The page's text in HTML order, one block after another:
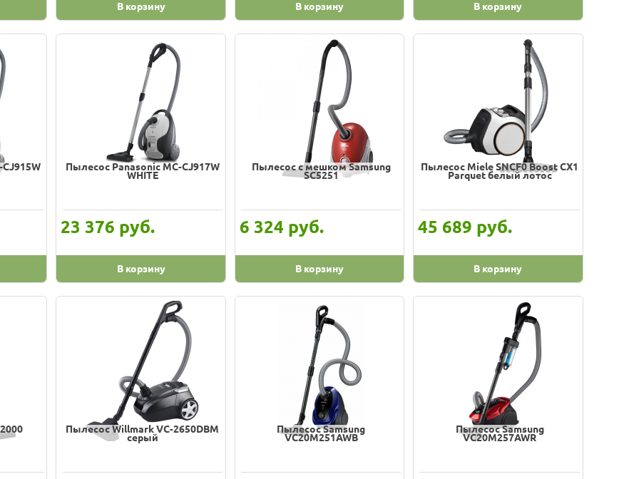
В корзину В корзину В корзину
Пылесос Panasonic MC-CJ917W
WHITE
23 376 руб.
В корзину
Пылесос с мешком Samsung
SC5251
6 324 руб.
В корзину
Пылесос Miele SNCF0 Boost CX1
Parquet белый лотос
45 689 руб.
В корзину
Пылесос Willmark VC-2650DBM
серый
Пылесос Samsung
VC20M251AWB
Пылесос Samsung
VC20M257AWR